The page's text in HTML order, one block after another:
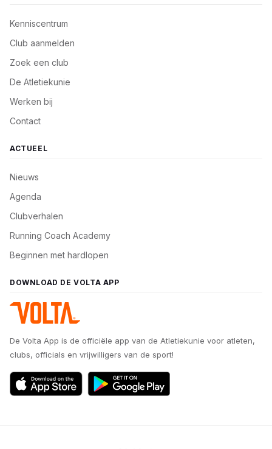
Kenniscentrum
Club aanmelden
Zoek een club
De Atletiekunie
Werken bij
Contact
ACTUEEL
Nieuws
Agenda
Clubverhalen
Running Coach Academy
Beginnen met hardlopen
DOWNLOAD DE VOLTA APP
De Volta App is de officiële app van de Atletiekunie voor atleten,
clubs, officials en vrijwilligers van de sport!